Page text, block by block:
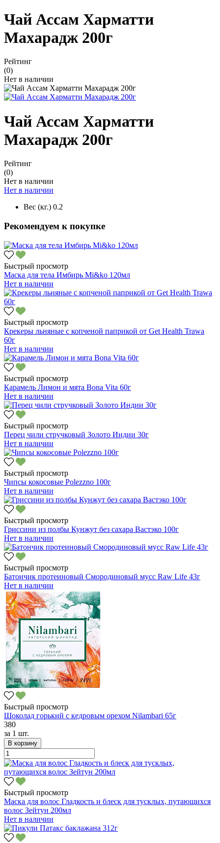
Чай Ассам Харматти
Махарадж 200г
Рейтинг
(0)
Нет в наличии
Чай Ассам Харматти
Махарадж 200г
Рейтинг
(0)
Нет в наличии
Нет в наличии
Вес (кг.) 0.2
Рекомендуем к покупке
Быстрый просмотр
Маска для тела Имбирь Mi&ko 120мл
Нет в наличии
Быстрый просмотр
Крекеры льняные с копченой паприкой от Get Health Trawa
60г
Нет в наличии
Быстрый просмотр
Карамель Лимон и мята Bona Vita 60г
Нет в наличии
Быстрый просмотр
Перец чили стручковый Золото Индии 30г
Нет в наличии
Быстрый просмотр
Чипсы кокосовые Polezzno 100г
Нет в наличии
Быстрый просмотр
Гриссини из полбы Кунжут без сахара Вастэко 100г
Нет в наличии
Быстрый просмотр
Батончик протеиновый Смородиновый мусс Raw Life 43г
Нет в наличии
Быстрый просмотр
Шоколад горький с кедровым орехом Nilambari 65г
380
за 1 шт.
В корзину
Быстрый просмотр
Маска для волос Гладкость и блеск для тусклых, путающихся
волос Зейтун 200мл
Нет в наличии